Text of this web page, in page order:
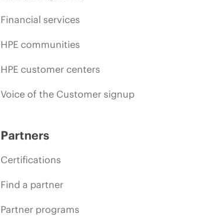
Financial services
HPE communities
HPE customer centers
Voice of the Customer signup
Partners
Certifications
Find a partner
Partner programs